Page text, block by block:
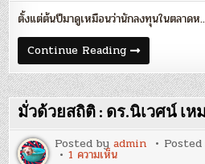
ตก
:
ดร.นิเวศน์
เหม
วชิร
ว
รากร
ตั้งแต่ต้นปีมาดูเหมือนว่านักลงทุนในตลาดห
Continue Readingทำ
อย่างไร
เมื่อ
หุ้น
ตก
ดร.นิเวศน์
เหม
วชิร
ว
มั่วด้วยสถิติ : ดร.นิเวศน์ เห
Posted byadmin
1 ความเห็นบน